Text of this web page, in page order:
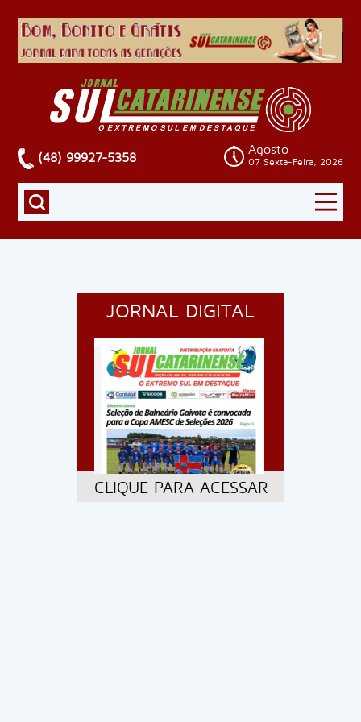
(48) 99927-5358
Agosto
07 Sexta-Feira, 2026
JORNAL DIGITAL
CLIQUE PARA ACESSAR